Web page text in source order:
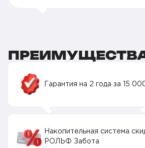
Гарантия на 2 года за 15
Накопительная система
РОЛЬФ Забота